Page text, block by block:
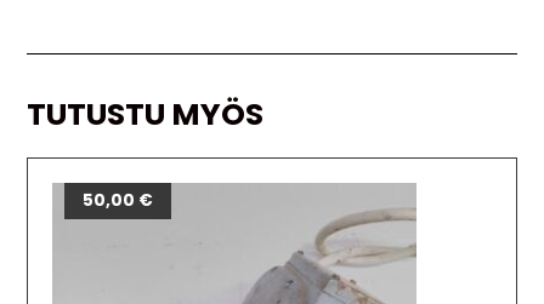
TUTUSTU MYÖS
50,00 €